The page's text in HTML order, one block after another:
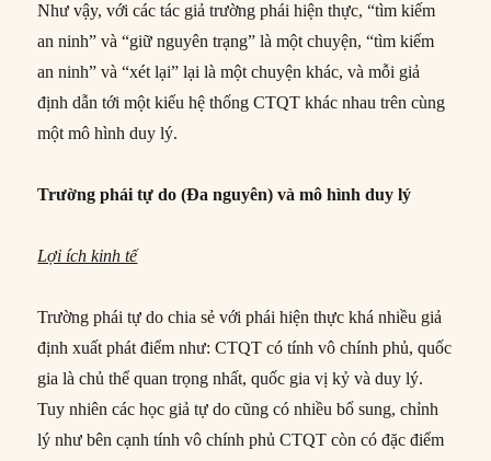
Như vậy, với các tác giả trường phái hiện thực, “tìm kiếm
an ninh” và “giữ nguyên trạng” là một chuyện, “tìm kiếm
an ninh” và “xét lại” lại là một chuyện khác, và mỗi giả
định dẫn tới một kiểu hệ thống CTQT khác nhau trên cùng
một mô hình duy lý.
Trường phái tự do (Đa nguyên) và mô hình duy lý
Lợi ích kinh tế
Trường phái tự do chia sẻ với phái hiện thực khá nhiều giả
định xuất phát điểm như: CTQT có tính vô chính phủ, quốc
gia là chủ thể quan trọng nhất, quốc gia vị kỷ và duy lý.
Tuy nhiên các học giả tự do cũng có nhiều bổ sung, chỉnh
lý như bên cạnh tính vô chính phủ CTQT còn có đặc điểm